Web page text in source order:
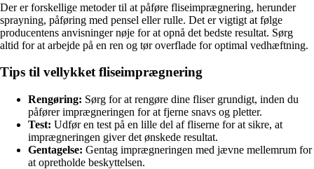
Der er forskellige metoder til at påføre fliseimprægnering, herunder
sprayning, påføring med pensel eller rulle. Det er vigtigt at følge
producentens anvisninger nøje for at opnå det bedste resultat. Sørg
altid for at arbejde på en ren og tør overflade for optimal vedhæftning.
Tips til vellykket fliseimprægnering
Rengøring: Sørg for at rengøre dine fliser grundigt, inden du
påfører imprægneringen for at fjerne snavs og pletter.
Test: Udfør en test på en lille del af fliserne for at sikre, at
imprægneringen giver det ønskede resultat.
Gentagelse: Gentag imprægneringen med jævne mellemrum for
at opretholde beskyttelsen.